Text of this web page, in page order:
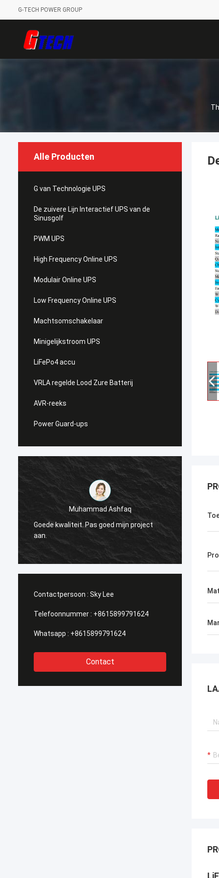
G-TECH POWER GROUP
Alle Producten
G van Technologie UPS
De zuivere Lijn Interactief UPS van de
Sinusgolf
PWM UPS
High Frequency Online UPS
Modulair Online UPS
Low Frequency Online UPS
Machtsomschakelaar
Minigelijkstroom UPS
LiFePo4 accu
VRLA regelde Lood Zure Batterij
AVR-reeks
Power Guard-ups
Muhammad Ashfaq
Goede kwaliteit. Pas goed mijn project
aan.
Ik
Contactpersoon : Sky Lee
Telefoonnummer : +8615899791624
Whatsapp : +8615899791624
Contact